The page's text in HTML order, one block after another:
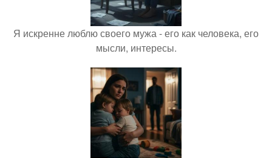
Я искренне люблю своего мужа - его как человека, его
мысли, интересы.